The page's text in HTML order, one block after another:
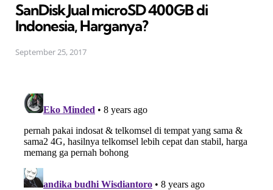
SanDisk Jual microSD 400GB di
Indonesia, Harganya?
September 25, 2017